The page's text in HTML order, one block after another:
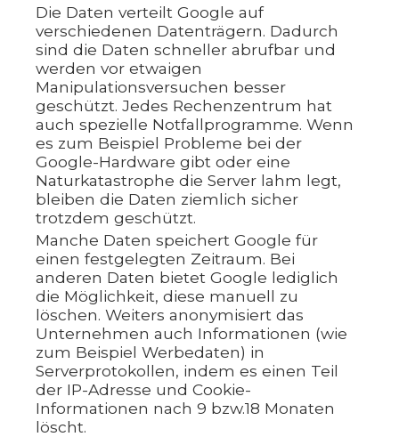
Die Daten verteilt Google auf
verschiedenen Datenträgern. Dadurch
sind die Daten schneller abrufbar und
werden vor etwaigen
Manipulationsversuchen besser
geschützt. Jedes Rechenzentrum hat
auch spezielle Notfallprogramme. Wenn
es zum Beispiel Probleme bei der
Google-Hardware gibt oder eine
Naturkatastrophe die Server lahm legt,
bleiben die Daten ziemlich sicher
trotzdem geschützt.
Manche Daten speichert Google für
einen festgelegten Zeitraum. Bei
anderen Daten bietet Google lediglich
die Möglichkeit, diese manuell zu
löschen. Weiters anonymisiert das
Unternehmen auch Informationen (wie
zum Beispiel Werbedaten) in
Serverprotokollen, indem es einen Teil
der IP-Adresse und Cookie-
Informationen nach 9 bzw.18 Monaten
löscht.